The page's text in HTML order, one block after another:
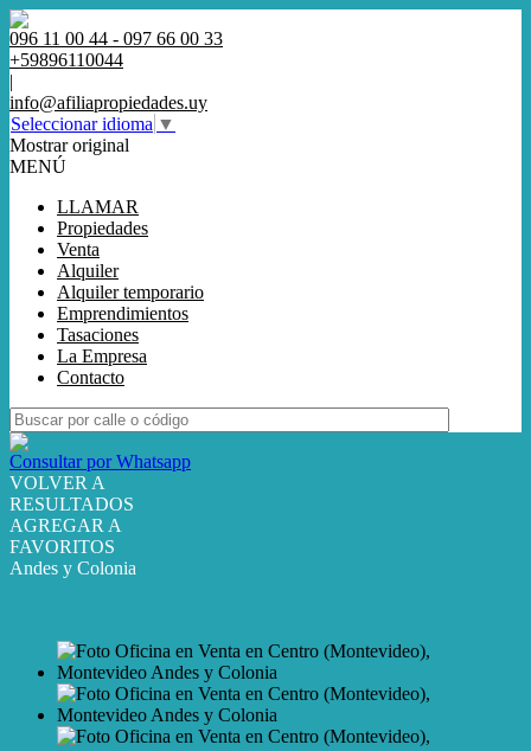
096 11 00 44 - 097 66 00 33
+59896110044
|
info@afiliapropiedades.uy
Seleccionar idioma ▼
Mostrar original
MENÚ
LLAMAR
Propiedades
Venta
Alquiler
Alquiler temporario
Emprendimientos
Tasaciones
La Empresa
Contacto
Consultar por Whatsapp
VOLVER A
RESULTADOS
AGREGAR A
FAVORITOS
Andes y Colonia